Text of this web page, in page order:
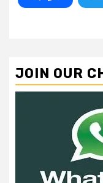
JOIN OUR